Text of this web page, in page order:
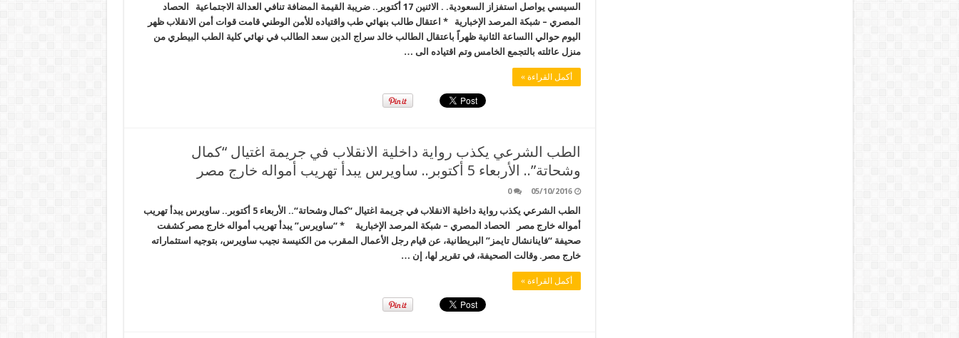
السيسي يواصل استفزاز السعودية. . الاثنين 17 أكتوبر.. ضريبة القيمة المضافة تنافي العدالة الاجتماعية الحصاد
المصري – شبكة المرصد الإخبارية * اعتقال طالب بنهائي طب واقتياده للأمن الوطني قامت قوات أمن الانقلاب ظهر
اليوم حوالي االساعة الثانية ظهراً باعتقال الطالب خالد سراج الدين سعد الطالب في نهائي كلية الطب البيطري من
منزل عائلته بالتجمع الخامس وتم اقتياده الى …
أكمل القراءة »
الطب الشرعي يكذب رواية داخلية الانقلاب في جريمة اغتيال “كمال
وشحاتة”.. الأربعاء 5 أكتوبر.. ساويرس يبدأ تهريب أمواله خارج مصر
05/10/2016
0
الطب الشرعي يكذب رواية داخلية الانقلاب في جريمة اغتيال “كمال وشحاتة“.. الأربعاء 5 أكتوبر.. ساويرس يبدأ تهريب
أمواله خارج مصر الحصاد المصري – شبكة المرصد الإخبارية * “ساويرس” يبدأ تهريب أمواله خارج مصر كشفت
صحيفة “فاينانشال تايمز” البريطانية، عن قيام رجل الأعمال المقرب من الكنيسة نجيب ساويرس، بتوجيه استثماراته
خارج مصر. وقالت الصحيفة، في تقرير لها، إن …
أكمل القراءة »